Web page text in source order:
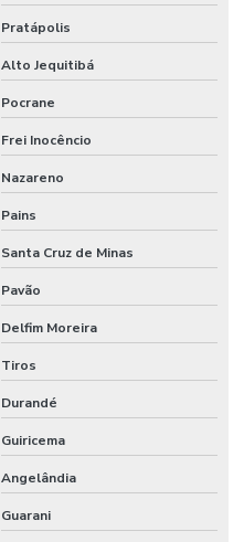
Pratápolis
Alto Jequitibá
Pocrane
Frei Inocêncio
Nazareno
Pains
Santa Cruz de Minas
Pavão
Delfim Moreira
Tiros
Durandé
Guiricema
Angelândia
Guarani